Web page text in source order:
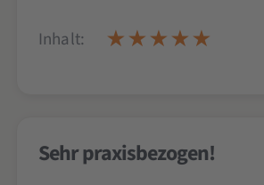
Inhalt:
Sehr praxisbezogen!